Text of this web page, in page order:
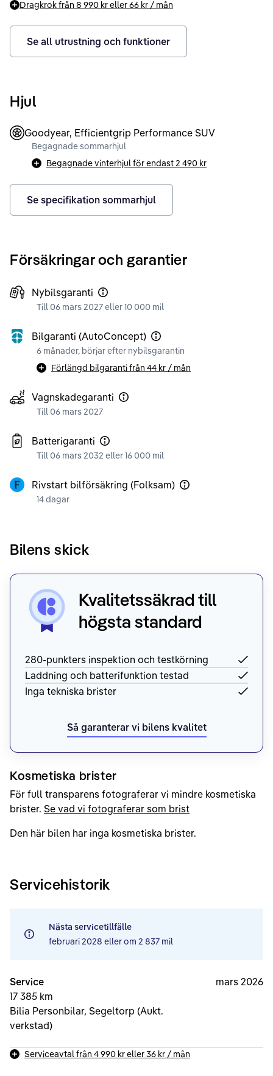
Dragkrok från 8 990 kreller66 kr / mån
Se all utrustning och funktioner
Hjul
Goodyear, Efficientgrip Performance SUV
Begagnade sommarhjul
Begagnade vinterhjul för endast2 490 kr
Se specifikation sommarhjul
Försäkringar och garantier
Nybilsgaranti
Till 06 mars 2027 eller 10 000 mil
Bilgaranti (AutoConcept)
6 månader, börjar efter nybilsgarantin
Förlängd bilgaranti från 44 kr / mån
Vagnskadegaranti
Till 06 mars 2027
Batterigaranti
Till 06 mars 2032 eller 16 000 mil
Rivstart bilförsäkring (Folksam)
14 dagar
Bilens skick
Kvalitetssäkrad till
högsta standard
280-punkters inspektion och testkörning
Laddning och batterifunktion testad
Inga tekniska brister
Så garanterar vi bilens kvalitet
Kosmetiska brister
För full transparens fotograferar vi mindre kosmetiska
brister. Se vad vi fotograferar som brist
Den här bilen har inga kosmetiska brister.
Servicehistorik
Nästa servicetillfälle
februari 2028 eller om 2 837 mil
Service
17 385 km
Bilia Personbilar, Segeltorp (Aukt.
verkstad)
mars 2026
Serviceavtal från 4 990 kreller36 kr / mån